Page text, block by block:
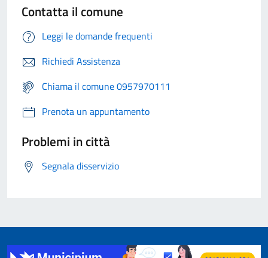
Contatta il comune
Leggi le domande frequenti
Richiedi Assistenza
Chiama il comune 0957970111
Prenota un appuntamento
Problemi in città
Segnala disservizio